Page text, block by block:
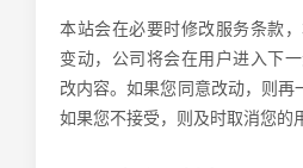
本站会在必要时修改服务条款
变动，公司将会在用户进入下
改内容。如果您同意改动，则再
如果您不接受，则及时取消您的